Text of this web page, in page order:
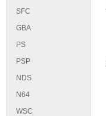
SFC
GBA
PS
PSP
NDS
N64
WSC